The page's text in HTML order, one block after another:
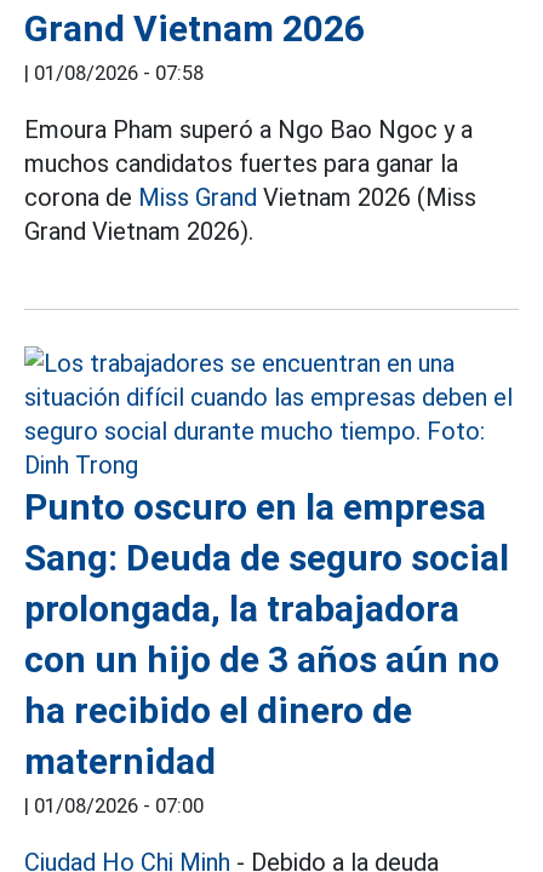
Grand Vietnam 2026
| 01/08/2026 - 07:58
Emoura Pham superó a Ngo Bao Ngoc y a
muchos candidatos fuertes para ganar la
corona de Miss Grand Vietnam 2026 (Miss
Grand Vietnam 2026).
Punto oscuro en la empresa
Sang: Deuda de seguro social
prolongada, la trabajadora
con un hijo de 3 años aún no
ha recibido el dinero de
maternidad
| 01/08/2026 - 07:00
Ciudad Ho Chi Minh - Debido a la deuda